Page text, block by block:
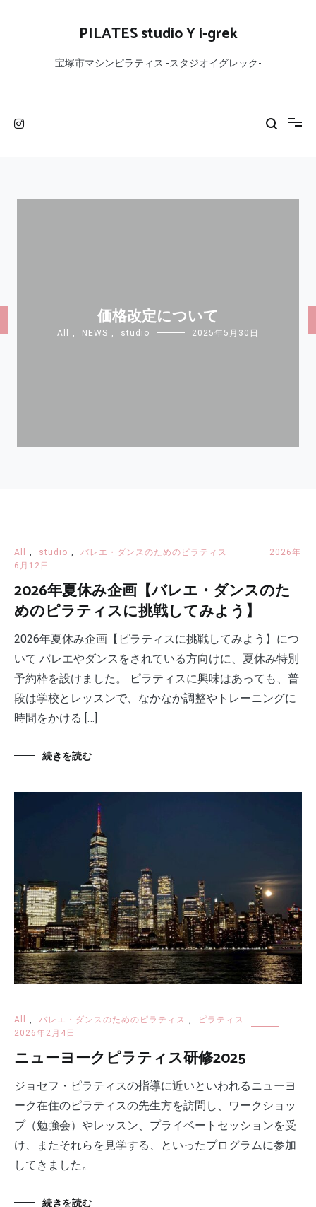
PILATES studio Y i-grek
宝塚市マシンピラティス -スタジオイグレック-
価格改定について
All , NEWS , studio 2025年5月30日
All , studio , バレエ・ダンスのためのピラティス
2026年
6月12日
2026年夏休み企画【バレエ・ダンスのた
めのピラティスに挑戦してみよう】
2026年夏休み企画【ピラティスに挑戦してみよう】につ
いて バレエやダンスをされている方向けに、夏休み特別
予約枠を設けました。 ピラティスに興味はあっても、普
段は学校とレッスンで、なかなか調整やトレーニングに
時間をかける […]
続きを読む
All , バレエ・ダンスのためのピラティス ,
ピラティス
2026年2月4日
ニューヨークピラティス研修2025
ジョセフ・ピラティスの指導に近いといわれるニューヨ
ーク在住のピラティスの先生方を訪問し、ワークショッ
プ（勉強会）やレッスン、プライベートセッションを受
け、またそれらを見学する、といったプログラムに参加
してきました。
続きを読む